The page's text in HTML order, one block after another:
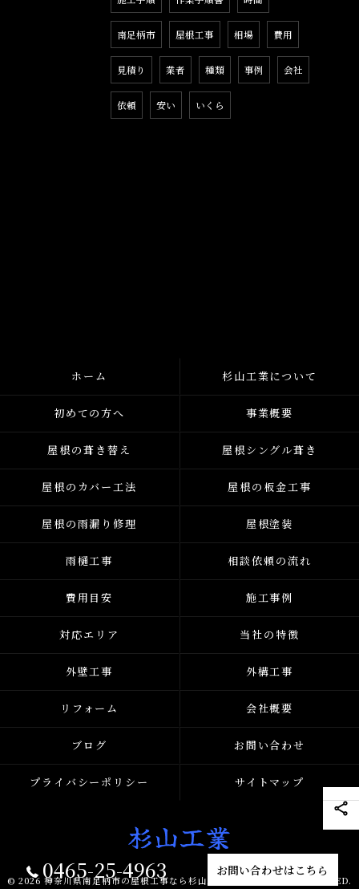
南足柄市 屋根工事 相場 費用
見積り 業者 種類 事例 会社
依頼 安い いくら
0465-25-4963 お問い合わせはこちら
ホーム 杉山工業について
初めての方へ 事業概要
屋根の葺き替え 屋根シングル葺き
屋根のカバー工法 屋根の板金工事
屋根の雨漏り修理 屋根塗装
雨樋工事 相談依頼の流れ
費用目安 施工事例
対応エリア 当社の特徴
外壁工事 外構工事
リフォーム 会社概要
ブログ お問い合わせ
プライバシーポリシー サイトマップ
© 2026 神奈川県南足柄市の屋根工事なら杉山工業 ALL RIGHTS RESERVED.